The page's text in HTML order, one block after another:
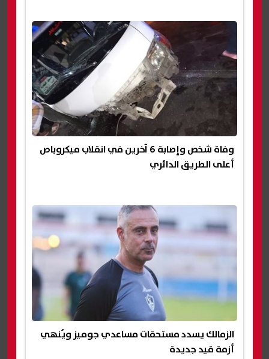
وفاة شخص وإصابة 6 آخرين في انقلاب ميكروباص
أعلى الطريق الدائري
الزمالك يسدد مستحقات مساعدي جوميز ويُنهي
أزمة قيد جديدة